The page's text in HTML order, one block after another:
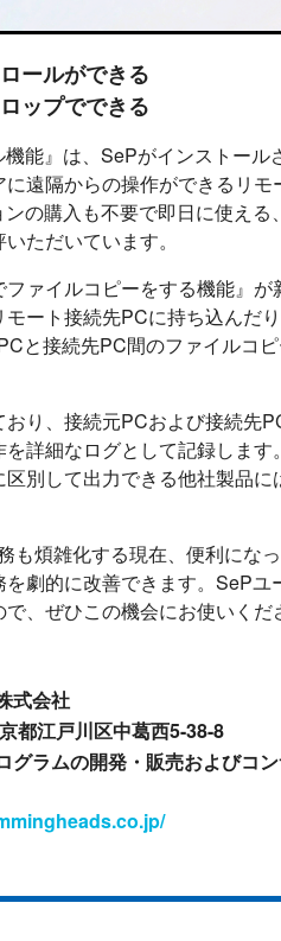
ールができる
ップでできる
能』は、SePがインストール
遠隔からの操作ができるリモ
の購入も不要で即日に使える
ただいています。
ァイルコピーをする機能』が
ート接続先PCに持ち込んだ
と接続先PC間のファイルコ
り、接続元PCおよび接続先
詳細なログとして記録します
別して出力できる他社製品に
も煩雑化する現在、便利にな
劇的に改善できます。SePユ
、ぜひこの機会にお使いくだ
式会社
都江戸川区中葛西5-38-8
グラムの開発・販売およびコ